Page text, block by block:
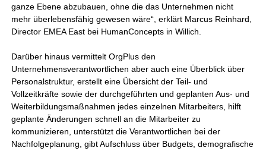
ganze Ebene abzubauen, ohne die das Unternehmen nicht
mehr überlebensfähig gewesen wäre“, erklärt Marcus Reinhard,
Director EMEA East bei HumanConcepts in Willich.
Darüber hinaus vermittelt OrgPlus den
Unternehmensverantwortlichen aber auch eine Überblick über
Personalstruktur, erstellt eine Übersicht der Teil- und
Vollzeitkräfte sowie der durchgeführten und geplanten Aus- und
Weiterbildungsmaßnahmen jedes einzelnen Mitarbeiters, hilft
geplante Änderungen schnell an die Mitarbeiter zu
kommunizieren, unterstützt die Verantwortlichen bei der
Nachfolgeplanung, gibt Aufschluss über Budgets, demografische